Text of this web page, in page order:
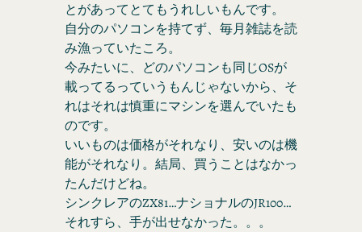
とがあってとてもうれしいもんです。
自分のパソコンを持てず、毎月雑誌を読
み漁っていたころ。
今みたいに、どのパソコンも同じOSが
載ってるっていうもんじゃないから、そ
れはそれは慎重にマシンを選んでいたも
のです。
いいものは価格がそれなり、安いのは機
能がそれなり。結局、買うことはなかっ
たんだけどね。
シンクレアのZX81…ナショナルのJR100…
それすら、手が出せなかった。。。